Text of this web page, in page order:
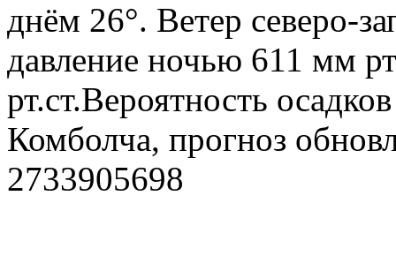
днём 26°. Ветер северо-
давление ночью 611 мм
рт.ст.Вероятность
Комболча, прогноз
2733905698